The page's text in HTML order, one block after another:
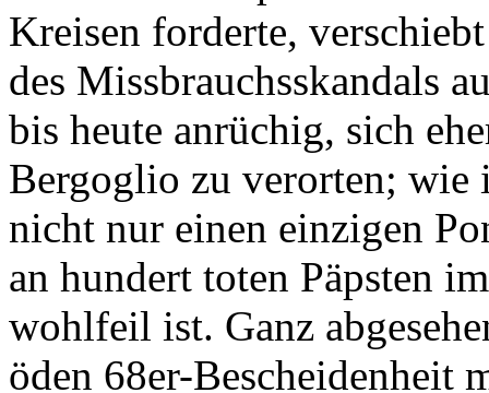
Kreisen forderte,
des Missbrauchsskandals
bis heute anrüchig, sich
Bergoglio zu verorten; wie
nicht nur einen einzigen
an hundert toten Päpsten
wohlfeil ist. Ganz
öden 68er-Bescheidenheit